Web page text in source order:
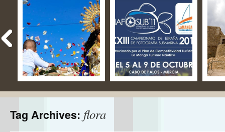
Fiestas del Milagro –
Mazarrón
08 Nov 2019
No Comment
By apartamentos
NAFOSUB – La Manga
del Mar Menor y Cabo
de Palos
13 Oct 2019
No Comment
By apartamentos
28
No
By
Tag Archives: flora